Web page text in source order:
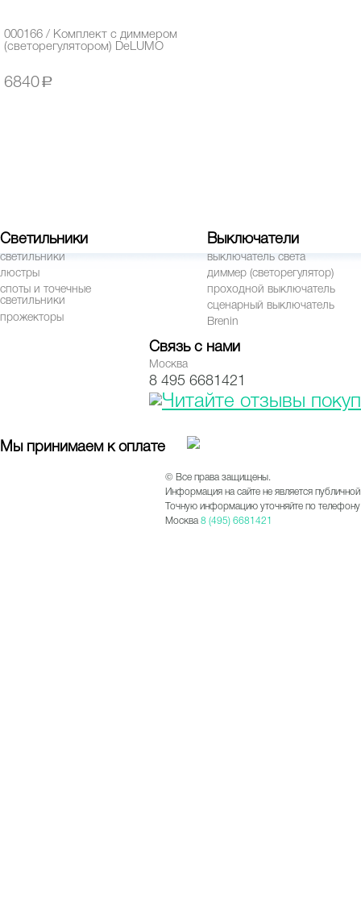
000166 / Комплект с диммером
(светорегулятором) DeLUMO
6840 a
Светильники
светильники
люстры
споты и точечные
светильники
прожекторы
Выключатели
выключатель света
диммер (светорегулятор)
проходной выключатель
сценарный выключатель
Brenin
Связь с нами
Москва
8 495 6681421
Мы принимаем к оплате
© Все права защищены.
Информация на сайте не является
Точную информацию уточняйте по телефону
Москва 8 (495) 6681421